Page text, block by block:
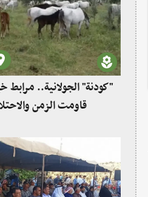
"كودنة" الجولانية.. مرابط
قاومت الزمن